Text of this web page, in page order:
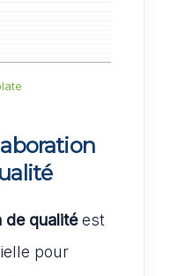
de qualitéest
pour